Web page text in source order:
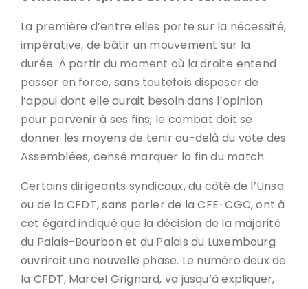
La première d’entre elles porte sur la nécessité,
impérative, de bâtir un mouvement sur la
durée. À partir du moment où la droite entend
passer en force, sans toutefois disposer de
l’appui dont elle aurait besoin dans l’opinion
pour parvenir à ses fins, le combat doit se
donner les moyens de tenir au-delà du vote des
Assemblées, censé marquer la fin du match.
Certains dirigeants syndicaux, du côté de l’Unsa
ou de la CFDT, sans parler de la CFE-CGC, ont à
cet égard indiqué que la décision de la majorité
du Palais-Bourbon et du Palais du Luxembourg
ouvrirait une nouvelle phase. Le numéro deux de
la CFDT, Marcel Grignard, va jusqu’à expliquer,